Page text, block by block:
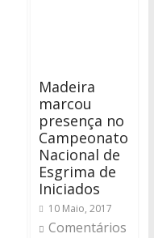
Madeira
marcou
presença no
Campeonato
Nacional de
Esgrima de
Iniciados
10 Maio, 2017
Comentários